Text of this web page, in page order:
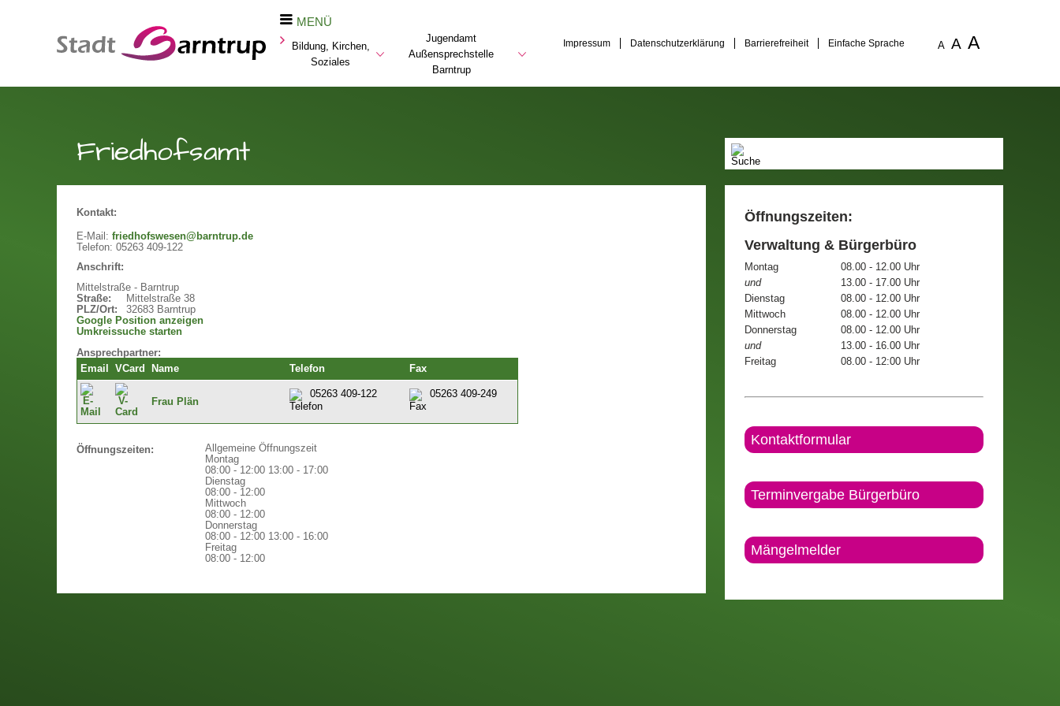
MENÜ
Bildung, Kirchen,
Soziales
Jugendamt
Außensprechstelle
Barntrup
Impressum Datenschutzerklärung Barrierefreiheit Einfache Sprache A A A
Friedhofsamt
Kontakt:
E-Mail: friedhofswesen@barntrup.de
Telefon: 05263 409-122
Anschrift:
Mittelstraße - Barntrup
Straße:
Mittelstraße 38
PLZ/Ort:
32683 Barntrup
Google Position anzeigen
Umkreissuche starten
Ansprechpartner:
Email
VCard Name Telefon Fax
Frau Plän
05263 409-122 05263 409-249
Öffnungszeiten:
Allgemeine Öffnungszeit
Montag
08:00 - 12:00 13:00 - 17:00
Dienstag
08:00 - 12:00
Mittwoch
08:00 - 12:00
Donnerstag
08:00 - 12:00 13:00 - 16:00
Freitag
08:00 - 12:00
Öffnungszeiten:
Verwaltung & Bürgerbüro
Montag
08.00 - 12.00 Uhr
und
13.00 - 17.00 Uhr
Dienstag
08.00 - 12.00 Uhr
Mittwoch
08.00 - 12.00 Uhr
Donnerstag
08.00 - 12.00 Uhr
und
13.00 - 16.00 Uhr
Freitag
08.00 - 12:00 Uhr
Kontaktformular
Terminvergabe Bürgerbüro
Mängelmelder